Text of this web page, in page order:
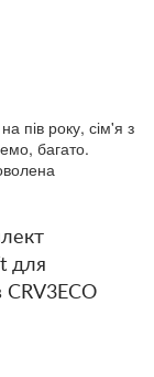
пів року, сім'я з
багато.
для
CRV3ECO